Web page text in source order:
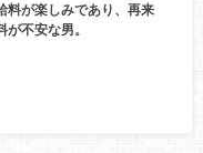
料が楽しみであり、再来
が不安な男。